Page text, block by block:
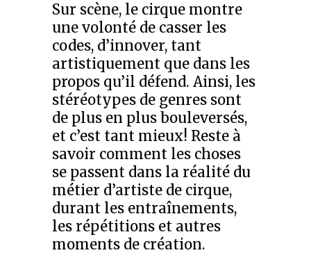
Sur scène, le cirque montre
une volonté de casser les
codes, d’innover, tant
artistiquement que dans les
propos qu’il défend. Ainsi, les
stéréotypes de genres sont
de plus en plus bouleversés,
et c’est tant mieux! Reste à
savoir comment les choses
se passent dans la réalité du
métier d’artiste de cirque,
durant les entraînements,
les répétitions et autres
moments de création.